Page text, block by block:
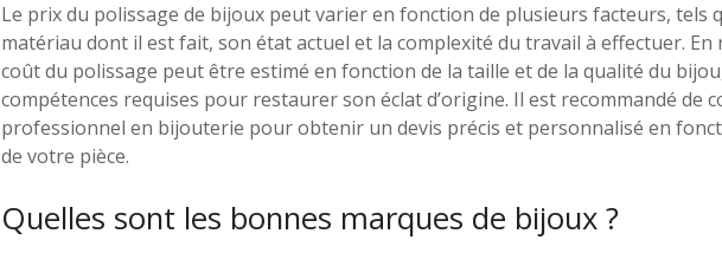
Le prix du polissage de bijoux peut varier en fonction de plusieurs facteurs, tels
matériau dont il est fait, son état actuel et la complexité du travail à effectuer. En
coût du polissage peut être estimé en fonction de la taille et de la qualité du
compétences requises pour restaurer son éclat d’origine. Il est recommandé de
professionnel en bijouterie pour obtenir un devis précis et personnalisé en
de votre pièce.
Quelles sont les bonnes marques de bijoux ?